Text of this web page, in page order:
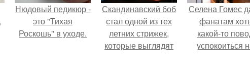
Нюдовый педикюр -
это "Тихая
Роскошь" в уходе.
Скандинавский боб
стал одной из тех
летних стрижек,
которые выглядят
Селена Гомес
фанатам
какой-то
успокоиться